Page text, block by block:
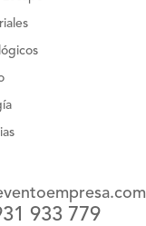
933 779